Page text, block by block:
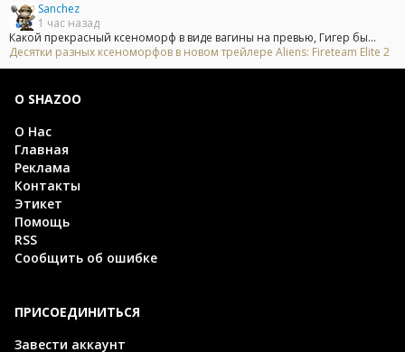
Sanchez
1 час назад
Какой прекрасный ксеноморф в виде вагины на превью, Гигер бы...
Десятки разных ксеноморфов в новом трейлере Aliens: Fireteam Elite 2
О SHAZOO
О Нас
Главная
Реклама
Контакты
Этикет
Помощь
RSS
Сообщить об ошибке
ПРИСОЕДИНИТЬСЯ
Завести аккаунт